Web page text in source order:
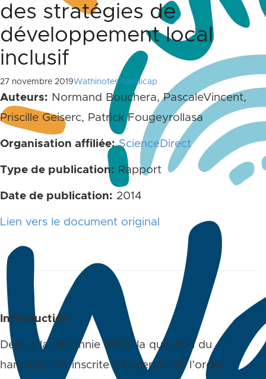
des stratégies de
développement local
inclusif
27 novembre 2019Wathinotes handicap
Auteurs: Normand Bouchera, PascaleVincent,
Priscille Geiserc, Patrick Fougeyrollasa
Organisation affiliée: ScienceDirect
Type de publication: Rapport
Date de publication: 2014
Lien vers le document original
Introduction
Depuis la décennie 1980, la question du
handicap est inscrite à l’agenda de l’ordre